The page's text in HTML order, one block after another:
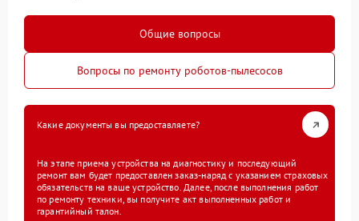
Общие вопросы
Вопросы по ремонту роботов-пылесосов
Какие документы вы предоставляете?
На этапе приема устройства на диагностику и последующий
ремонт вам будет предоставлен заказ-наряд с указанием страховых
обязательств на ваше устройство. Далее, после выполнения работ
по ремонту техники, вы получите акт выполненных работ и
гарантийный талон.